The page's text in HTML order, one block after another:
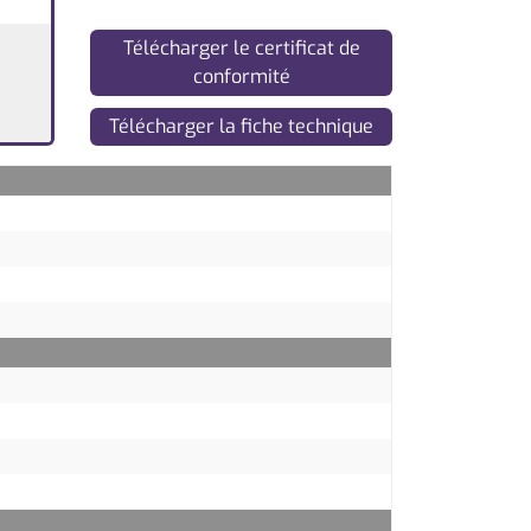
Télécharger le certificat de
conformité
Télécharger la fiche technique